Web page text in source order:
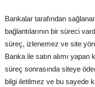
Bankalar tarafından
bağlantılarının bir süreci
süreç, izlenemez ve site
Banka ile satın alımı
süreç sonrasında siteye
bilgi iletilmez ve bu sayede